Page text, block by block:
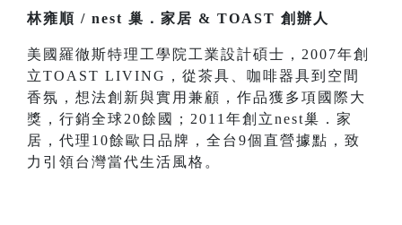
林雍順 / nest 巢．家居 & TOAST 創辦人
美國羅徹斯特理工學院工業設計碩士，2007年創
立TOAST LIVING，從茶具、咖啡器具到空間
香氛，想法創新與實用兼顧，作品獲多項國際大
獎，行銷全球20餘國；2011年創立nest巢．家
居，代理10餘歐日品牌，全台9個直營據點，致
力引領台灣當代生活風格。